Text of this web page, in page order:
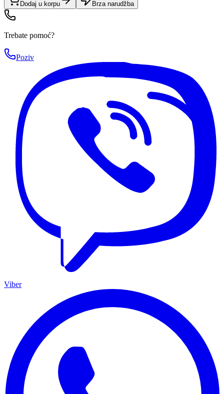
Dodaj u korpu Brza narudžba
Trebate pomoć?
Poziv
Viber